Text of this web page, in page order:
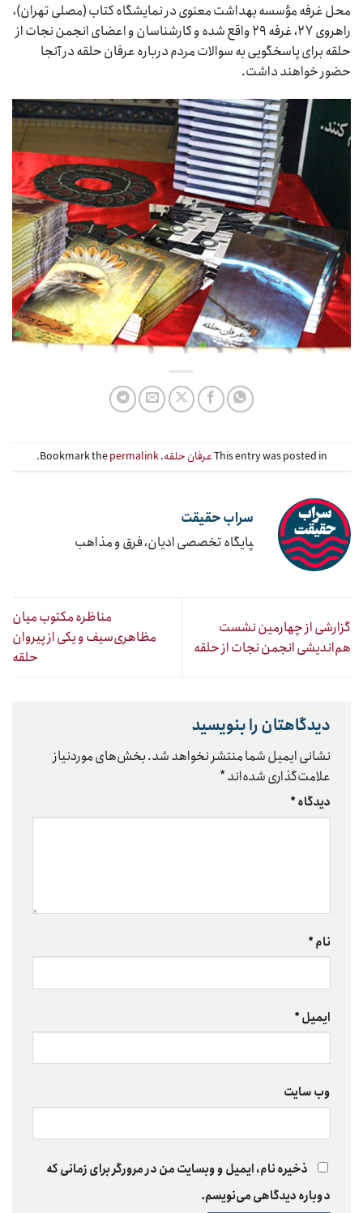
محل غرفه مؤسسه بهداشت معنوی در نمایشگاه کتاب (مصلی تهران)،
راهروی ۲۷، غرفه ۲۹ واقع شده و کارشناسان و اعضای انجمن نجات از
حلقه برای پاسخگویی به سوالات مردم درباره عرفان حلقه در آنجا
حضور خواهند داشت.
This entry was posted inعرفان حلقه. Bookmark the
permalink
.
سراب حقیقت
‍پایگاه تخصصی ادیان، فرق و مذاهب
گزارشی از چهارمین نشست
هم‌اندیشی انجمن نجات از حلقه
مناظره مکتوب میان
مظاهری‌سیف و یکی از پیروان
حلقه
دیدگاهتان را بنویسید
نشانی ایمیل شما منتشر نخواهد شد.بخش‌های موردنیاز
علامت‌گذاری شده‌اند*
دیدگاه*
نام*
ایمیل*
وب‌ سایت
ذخیره نام، ایمیل و وبسایت من در مرورگر برای زمانی که
دوباره دیدگاهی می‌نویسم.